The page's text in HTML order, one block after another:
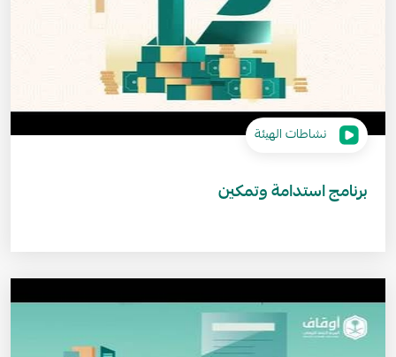
نشاطات الهيئة
برنامج استدامة وتمكين